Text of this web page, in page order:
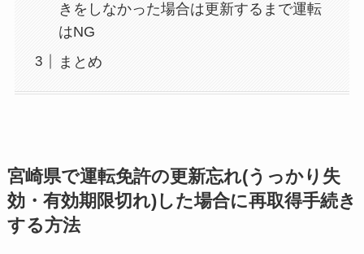
きをしなかった場合は更新するまで運転
はNG
まとめ
宮崎県で運転免許の更新忘れ(うっかり失
効・有効期限切れ)した場合に再取得手続き
する方法